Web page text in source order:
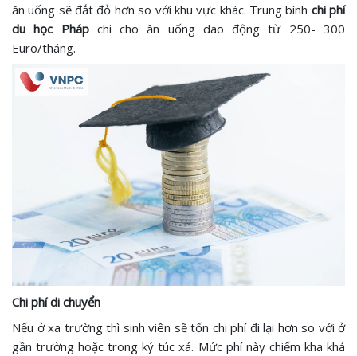
ăn uống sẽ đắt đỏ hơn so với khu vực khác. Trung bình chi phí
du học Phápchi cho ăn uống dao động từ 250- 300
Euro/tháng.
Chi phí di chuyển
Nếu ở xa trường thì sinh viên sẽ tốn chi phí đi lại hơn so với ở
gần trường hoặc trong ký túc xá. Mức phí này chiếm kha khá